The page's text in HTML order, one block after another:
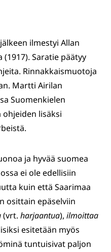
ilmestyi Allan
Saratie päätyy
Rinnakkaismuotoja
Martti Airilan
Suomenkielen
lisäksi
ja hyvää suomea
ei ole edellisiin
kuin että Saarimaa
osittain epäselviin
(vrt. harjaantua), ilmoittaa
esitetään myös
tuntuisivat paljon